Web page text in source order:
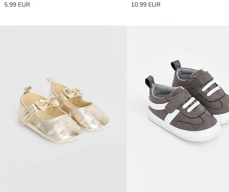
5.99 EUR
10.99 EUR